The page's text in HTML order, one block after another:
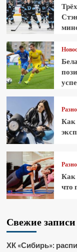
Как
Как
что
Свежие записи
ХК «Сибирь»: